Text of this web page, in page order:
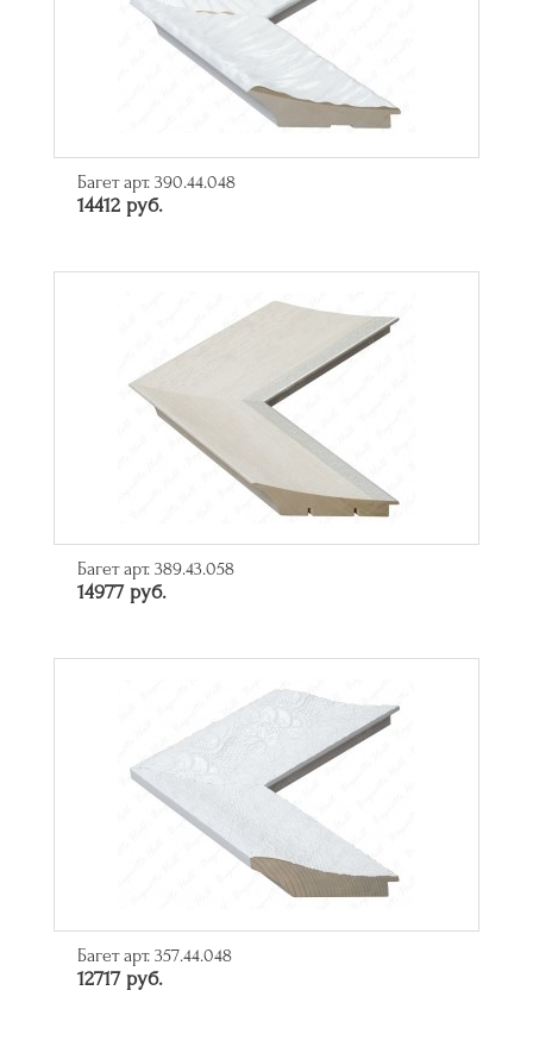
Багет арт. 390.44.048
14412 руб.
Багет арт. 389.43.058
14977 руб.
Багет арт. 357.44.048
12717 руб.